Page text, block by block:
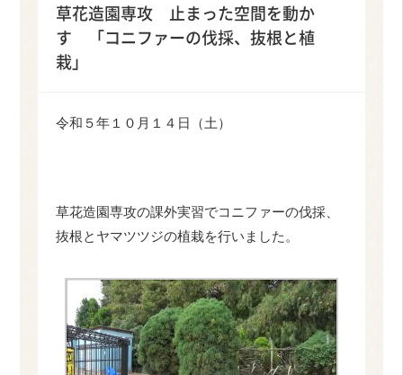
草花造園専攻 止まった空間を動か
す 「コニファーの伐採、抜根と植
栽」
令和５年１０月１４日（土）
草花造園専攻の課外実習でコニファーの伐採、
抜根とヤマツツジの植栽を行いました。